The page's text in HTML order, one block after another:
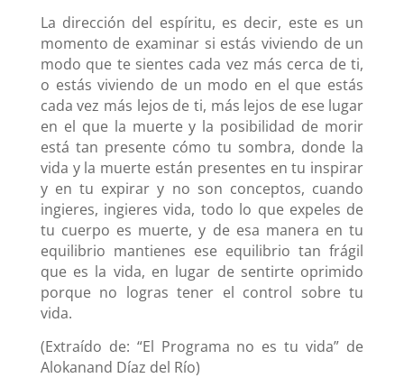
La dirección del espíritu, es decir, este es un
momento de examinar si estás viviendo de un
modo que te sientes cada vez más cerca de ti,
o estás viviendo de un modo en el que estás
cada vez más lejos de ti, más lejos de ese lugar
en el que la muerte y la posibilidad de morir
está tan presente cómo tu sombra, donde la
vida y la muerte están presentes en tu inspirar
y en tu expirar y no son conceptos, cuando
ingieres, ingieres vida, todo lo que expeles de
tu cuerpo es muerte, y de esa manera en tu
equilibrio mantienes ese equilibrio tan frágil
que es la vida, en lugar de sentirte oprimido
porque no logras tener el control sobre tu
vida.
(Extraído de: “El Programa no es tu vida” de
Alokanand Díaz del Río)